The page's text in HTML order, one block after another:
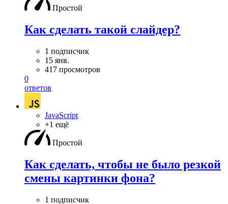
Простой
Как сделать такой слайдер?
1 подписчик
15 янв.
417 просмотров
0
ответов
JavaScript
+1 ещё
Простой
Как сделать, чтобы не было резкой
смены картинки фона?
1 подписчик